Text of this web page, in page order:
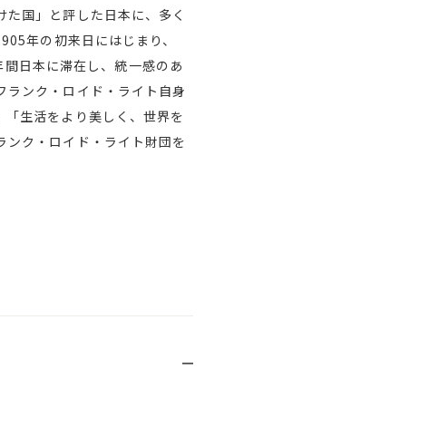
国」と評した日本に、多く
年の初来日にはじまり、
日本に滞在し、統一感のあ
ンク・ロイド・ライト自身
生活をより美しく、世界を
ク・ロイド・ライト財団を